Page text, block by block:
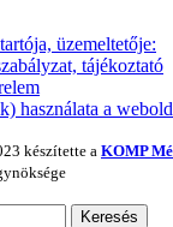
üzemeltetője:
tájékoztató
használata a
készítette a KOMP
Keresés